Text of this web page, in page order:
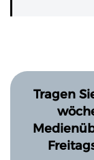
Tragen